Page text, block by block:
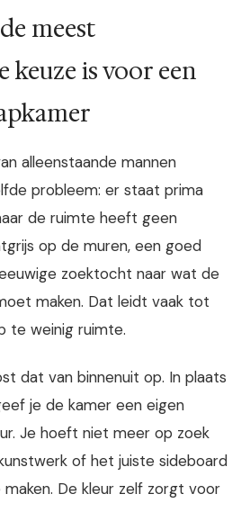
meest
keuze is voor een
alleenstaande mannen
probleem: er staat prima
de ruimte heeft geen
op de muren, een goed
zoektocht naar wat de
maken. Dat leidt vaak tot
te weinig ruimte.
dat van binnenuit op. In plaats
je de kamer een eigen
Je hoeft niet meer op zoek
of het juiste sideboard
De kleur zelf zorgt voor